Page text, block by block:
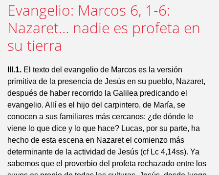
Evangelio: Marcos 6, 1-6:
Nazaret… nadie es profeta en
su tierra
III.1. El texto del evangelio de Marcos es la versión
primitiva de la presencia de Jesús en su pueblo, Nazaret,
después de haber recorrido la Galilea predicando el
evangelio. Allí es el hijo del carpintero, de María, se
conocen a sus familiares más cercanos: ¿de dónde le
viene lo que dice y lo que hace? Lucas, por su parte, ha
hecho de esta escena en Nazaret el comienzo más
determinante de la actividad de Jesús (cf Lc 4,14ss). Ya
sabemos que el proverbio del profeta rechazado entre los